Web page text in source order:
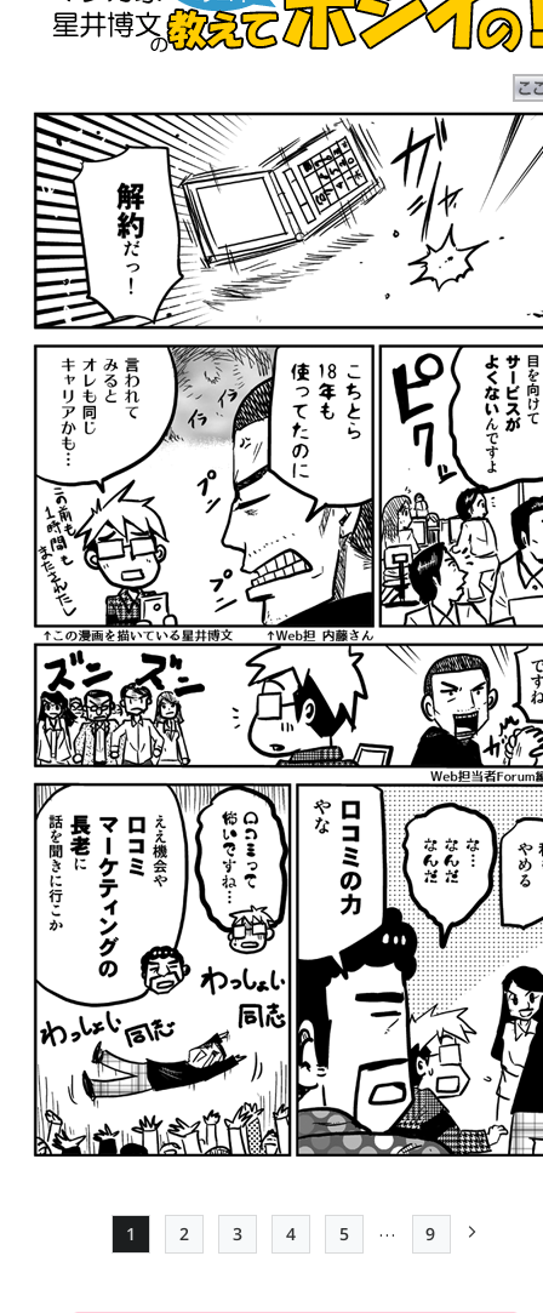
Page
1
Page
2
Page
3
Page
4
Page
5 …
最終ページ
9